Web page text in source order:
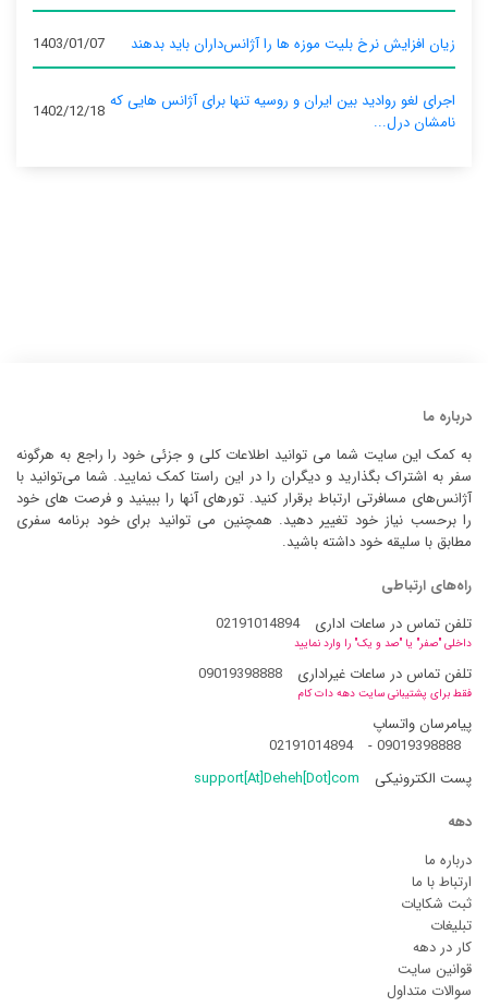
زیان افزایش نرخ بلیت موزه ها را آژانس‌داران باید بدهند 1403/01/07
اجرای لغو روادید بین ایران و روسیه تنها برای آژانس‌ هایی که
نامشان درل...
1402/12/18
درباره ما
به کمک این سایت شما می توانید اطلاعات کلی و جزئی خود را راجع به هرگونه
سفر به اشتراک بگذارید و دیگران را در این راستا کمک نمایید. شما می‌توانید با
آژانس‌های مسافرتی ارتباط برقرار کنید. تورهای آنها را ببینید و فرصت های خود
را برحسب نیاز خود تغییر دهید. همچنین می توانید برای خود برنامه سفری
مطابق با سلیقه خود داشته باشید.
راه‌های ارتباطی
تلفن تماس در ساعات اداری
02191014894
داخلی "صفر" یا "صد و یک" را وارد نمایید
تلفن تماس در ساعات غیراداری 09019398888
فقط برای پشتیبانی سایت دهه دات کام
پیامرسان واتساپ
09019398888
-
02191014894
پست الکترونیکی
support[At]Deheh[Dot]com
دهه
درباره ما
ارتباط با ما
ثبت شکایات
تبلیغات
کار در دهه
قوانین سایت
سوالات متداول